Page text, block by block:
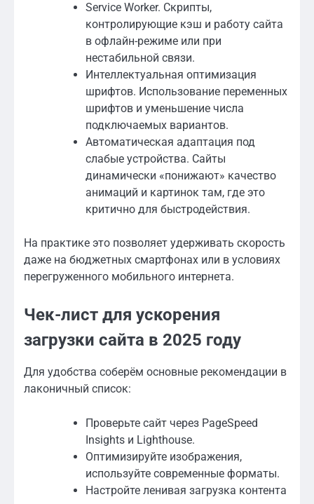
Service Worker. Скрипты,
контролирующие кэш и работу сайта
в офлайн-режиме или при
нестабильной связи.
Интеллектуальная оптимизация
шрифтов. Использование переменных
шрифтов и уменьшение числа
подключаемых вариантов.
Автоматическая адаптация под
слабые устройства. Сайты
динамически «понижают» качество
анимаций и картинок там, где это
критично для быстродействия.
На практике это позволяет удерживать скорость
даже на бюджетных смартфонах или в условиях
перегруженного мобильного интернета.
Чек-лист для ускорения
загрузки сайта в 2025 году
Для удобства соберём основные рекомендации в
лаконичный список:
Проверьте сайт через PageSpeed
Insights и Lighthouse.
Оптимизируйте изображения,
используйте современные форматы.
Настройте ленивая загрузка контента